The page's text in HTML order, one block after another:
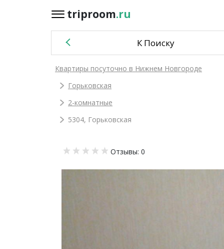
triproom.ru
triproom.ru
Войти / Зарегистрироваться
К Поиску
Квартиры посуточно в Нижнем Новгороде
Горьковская
2-комнатные
5304, Горьковская
Отзывы: 0